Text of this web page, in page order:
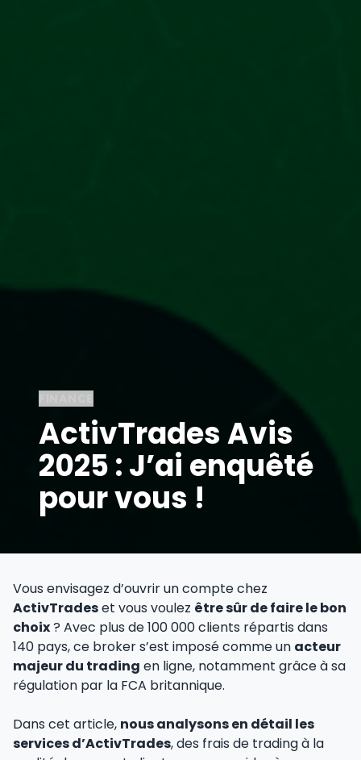
ActivTrades Avis
2025 : J’ai enquêté
pour vous !
Vous envisagez d’ouvrir un compte chez
ActivTradeset vous voulez être sûr de faire le bon
choix? Avec plus de 100 000 clients répartis dans
140 pays, ce broker s’est imposé comme un acteur
majeur du trading en ligne, notamment grâce à sa
régulation par la FCA britannique.
Dans cet article, nous analysons en détail les
services d’ActivTrades, des frais de trading à la